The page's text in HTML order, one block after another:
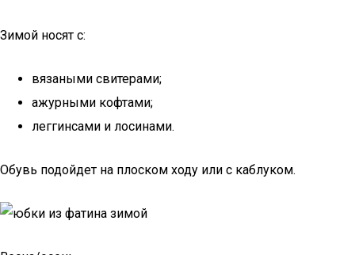
Зимой носят с:
вязаными свитерами;
ажурными кофтами;
леггинсами и лосинами.
Обувь подойдет на плоском ходу или с каблуком.